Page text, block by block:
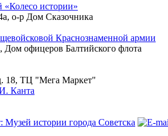
о-р Дом Сказочника
Краснознаменной армии
Дом офицеров Балтийского флота
18, ТЦ "Мега Маркет"